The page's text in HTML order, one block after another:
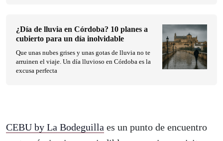
CEBU by La Bodeguilla es un punto de encuentro
¿Día de lluvia en Córdoba? 10 planes a
cubierto para un día inolvidable
Que unas nubes grises y unas gotas de lluvia no te
arruinen el viaje. Un día lluvioso en Córdoba es la
excusa perfecta